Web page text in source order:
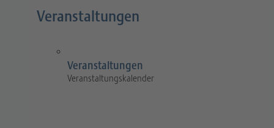
Veranstaltungen
Veranstaltungen
Veranstaltungskalender